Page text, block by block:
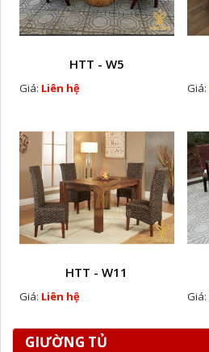
HTT - W5
Giá: Liên hệ Giá:
HTT - W11
Giá: Liên hệ Giá:
GIƯỜNG TỦ